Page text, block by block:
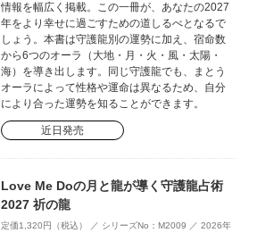
情報を幅広く掲載。この一冊が、あなたの2027
年をより幸せに過ごすための道しるべとなるで
しょう。本書は守護龍別の運勢に加え、宿命数
から6つのオーラ（大地・月・火・風・太陽・
海）を導き出します。同じ守護龍でも、まとう
オーラによって性格や運命は異なるため、自分
により合った運勢を知ることができます。
近日発売
Love Me Doの月と龍が導く守護龍占術
2027 祈の龍
定価1,320円（税込） ／ シリーズNo：M2009 ／ 2026年